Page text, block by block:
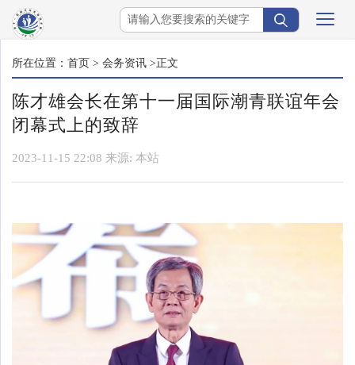
所在位置： 首页 > 会务资讯 >正文
陈才雄会长在第十一届国际潮青联谊年会
闭幕式上的致辞
2023-11-15 22:08 来源: 本站